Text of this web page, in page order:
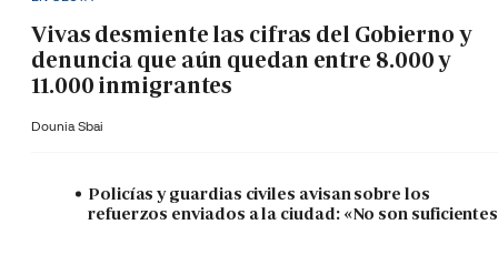
Vivas desmiente las cifras del Gobierno y
denuncia que aún quedan entre 8.000 y
11.000 inmigrantes
Dounia Sbai
Policías y guardias civiles avisan sobre los
refuerzos enviados a la ciudad: «No son